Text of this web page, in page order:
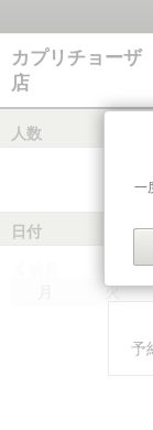
カプリチョー
店
人数
日付
火
予
一